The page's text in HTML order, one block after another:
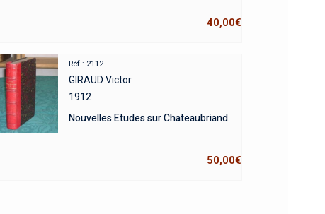
40,00€
Réf : 2112
GIRAUD Victor
1912
Nouvelles Etudes sur Chateaubriand.
50,00€